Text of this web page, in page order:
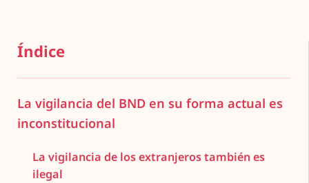
Índice
La vigilancia del BND en su forma actual es
inconstitucional
La vigilancia de los extranjeros también es
ilegal